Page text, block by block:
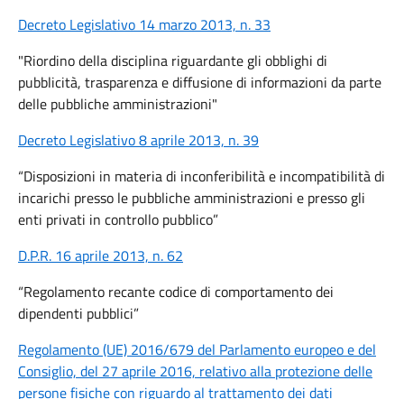
Decreto Legislativo 14 marzo 2013, n. 33
"Riordino della disciplina riguardante gli obblighi di
pubblicità, trasparenza e diffusione di informazioni da parte
delle pubbliche amministrazioni"
Decreto Legislativo 8 aprile 2013, n. 39
“Disposizioni in materia di inconferibilità e incompatibilità di
incarichi presso le pubbliche amministrazioni e presso gli
enti privati in controllo pubblico”
D.P.R. 16 aprile 2013, n. 62
“Regolamento recante codice di comportamento dei
dipendenti pubblici”
Regolamento (UE) 2016/679 del Parlamento europeo e del
Consiglio, del 27 aprile 2016, relativo alla protezione delle
persone fisiche con riguardo al trattamento dei dati